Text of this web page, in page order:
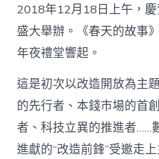
2018年12月18日上午，
盛大舉辦。《春天的故事
年夜禮堂響起。
這是初次以改造開放為主
的先行者、本錢市場的首
者、科技立異的推進者……
進獻的“改造前鋒”受邀走